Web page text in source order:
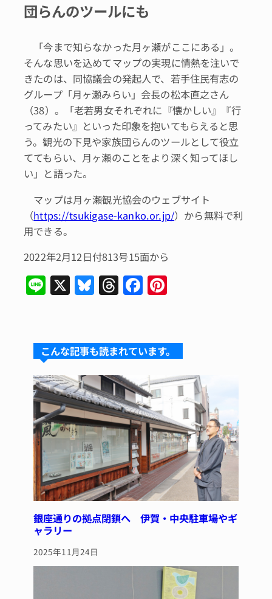
団らんのツールにも
「今まで知らなかった月ヶ瀬がここにある」。
そんな思いを込めてマップの実現に情熱を注いで
きたのは、同協議会の発起人で、若手住民有志の
グループ「月ヶ瀬みらい」会長の松本直之さん
（38）。「老若男女それぞれに『懐かしい』『行
ってみたい』といった印象を抱いてもらえると思
う。観光の下見や家族団らんのツールとして役立
ててもらい、月ヶ瀬のことをより深く知ってほし
い」と語った。
マップは月ヶ瀬観光協会のウェブサイト
（https://tsukigase-kanko.or.jp/）から無料で利
用できる。
2022年2月12日付813号15面から
Li
n
X Bl
u
s
k
y
T
hr
a
d
s
F
a
e
b
o
o
k
re
st
こんな記事も読まれています。
銀座通りの拠点閉鎖へ 伊賀・中央駐車場やギ
ャラリー
2025年11月24日